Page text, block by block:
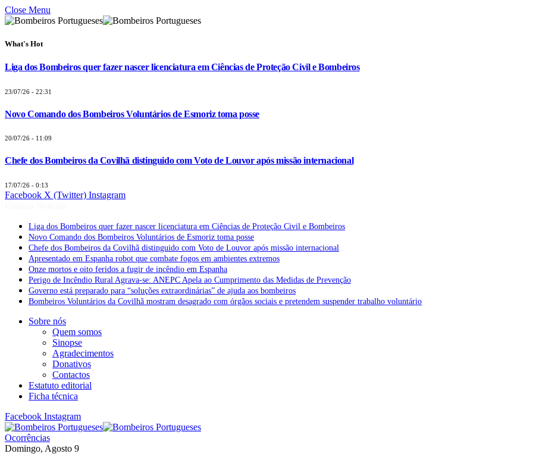
Close Menu
What's Hot
Liga dos Bombeiros quer fazer nascer licenciatura em Ciências de Proteção Civil e Bombeiros
23/07/26 - 22:31
Novo Comando dos Bombeiros Voluntários de Esmoriz toma posse
20/07/26 - 11:09
Chefe dos Bombeiros da Covilhã distinguido com Voto de Louvor após missão internacional
17/07/26 - 0:13
Facebook X (Twitter) Instagram
Liga dos Bombeiros quer fazer nascer licenciatura em Ciências de Proteção Civil e Bombeiros
Novo Comando dos Bombeiros Voluntários de Esmoriz toma posse
Chefe dos Bombeiros da Covilhã distinguido com Voto de Louvor após missão internacional
Apresentado em Espanha robot que combate fogos em ambientes extremos
Onze mortos e oito feridos a fugir de incêndio em Espanha
Perigo de Incêndio Rural Agrava-se: ANEPC Apela ao Cumprimento das Medidas de Prevenção
Governo está preparado para “soluções extraordinárias” de ajuda aos bombeiros
Bombeiros Voluntários da Covilhã mostram desagrado com órgãos sociais e pretendem suspender trabalho voluntário
Sobre nós
Quem somos
Sinopse
Agradecimentos
Donativos
Contactos
Estatuto editorial
Ficha técnica
Facebook Instagram
Ocorrências
Domingo, Agosto 9